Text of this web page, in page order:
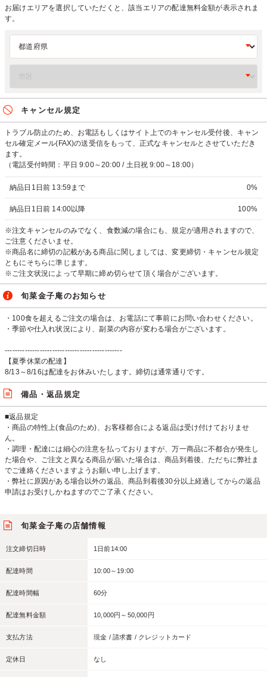
お届けエリアを選択していただくと、該当エリアの配達無料金額が表示されま
す。
キャンセル規定
トラブル防止のため、お電話もしくはサイト上でのキャンセル受付後、キャン
セル確定メール(FAX)の送受信をもって、正式なキャンセルとさせていただき
ます。
（電話受付時間：平日 9:00～20:00 / 土日祝 9:00～18:00）
納品日1日前 13:59まで 0%
納品日1日前 14:00以降 100%
※注文キャンセルのみでなく、食数減の場合にも、規定が適用されますので、
ご注意くださいませ。
※商品名に締切の記載がある商品に関しましては、変更締切・キャンセル規定
ともにそちらに準じます。
※ご注文状況によって早期に締め切らせて頂く場合がございます。
旬菜金子庵のお知らせ
・100食を超えるご注文の場合は、お電話にて事前にお問い合わせください。
・季節や仕入れ状況により、副菜の内容が変わる場合がございます。
-----------------------------------------------
【夏季休業の配達】
8/13～8/16は配達をお休みいたします。締切は通常通りです。
備品・返品規定
■返品規定
・商品の特性上(食品のため)、お客様都合による返品は受け付けておりませ
ん。
・調理・配達には細心の注意を払っておりますが、万一商品に不都合が発生し
た場合や、ご注文と異なる商品が届いた場合は、商品到着後、ただちに弊社ま
でご連絡くださいますようお願い申し上げます。
・弊社に原因がある場合以外の返品、商品到着後30分以上経過してからの返品
申請はお受けしかねますのでご了承ください。
旬菜金子庵の店舗情報
注文締切日時 1日前14:00
配達時間 10:00～19:00
配達時間幅 60分
配達無料金額 10,000円～50,000円
支払方法 現金 / 請求書 / クレジットカード
定休日 なし